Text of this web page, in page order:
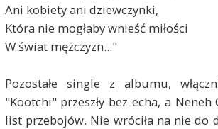
Ani kobiety ani dziewczynki,
Która nie mogłaby wnieść miłości
W świat mężczyzn..."
Pozostałe single z albumu,
"Kootchi" przeszły bez echa, a Neneh
list przebojów. Nie wróciła na nie do